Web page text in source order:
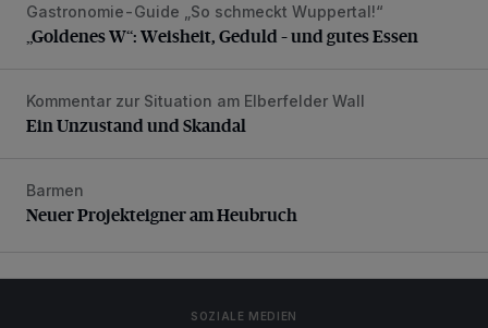
„Goldenes W“: Weisheit, Geduld – und gutes Essen
Gastronomie-Guide „So schmeckt Wuppertal!“
„Goldenes W“: Weisheit, Geduld – und gutes Essen
Ein Unzustand und Skandal
Kommentar zur Situation am Elberfelder Wall
Ein Unzustand und Skandal
Neuer Projekteigner am Heubruch
Barmen
Neuer Projekteigner am Heubruch
SOZIALE MEDIEN